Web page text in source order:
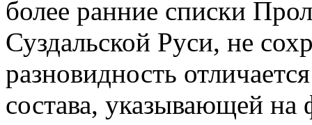
более ранние списки
Суздальской Руси, не
разновидность
состава, указывающей на